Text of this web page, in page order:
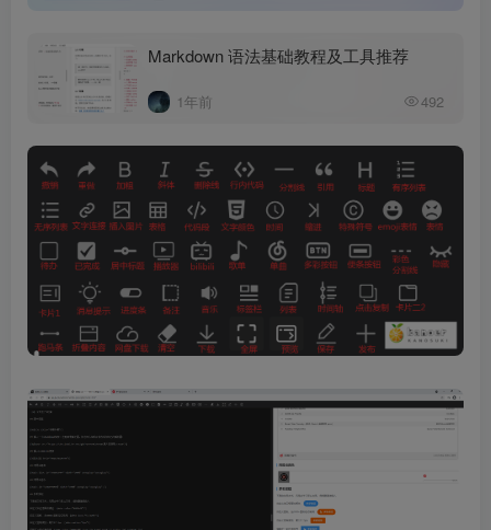
Markdown 语法基础教程及工具推荐
1年前 492